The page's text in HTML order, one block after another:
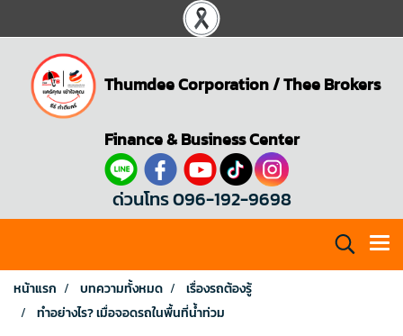
Thumdee Corporation/Thee Brokers
Finance & Business Center
ด่วนโทร 096-192-9698
หน้าแรก บทความทั้งหมด
เรื่องรถต้องรู้
ทำอย่างไร? เมื่อจอดรถในพื้นที่น้ำท่วม